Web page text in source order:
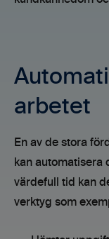
arbetet
En av de stora
kan automatisera
värdefull tid kan
verktyg som